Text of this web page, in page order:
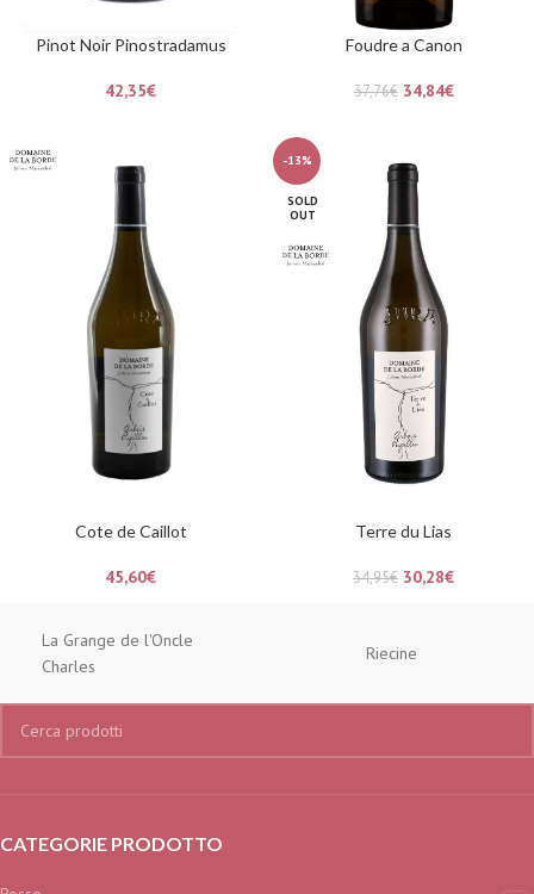
Pinot Noir Pinostradamus
42,35€
Foudre a Canon
37,76€ 34,84€
Cote de Caillot
45,60€
-13%
SOLD
OUT
Terre du Lias
34,95€ 30,28€
La Grange de l'Oncle
Charles
Riecine
CATEGORIE PRODOTTO